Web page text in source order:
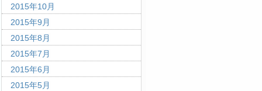
2015年10月
2015年9月
2015年8月
2015年7月
2015年6月
2015年5月